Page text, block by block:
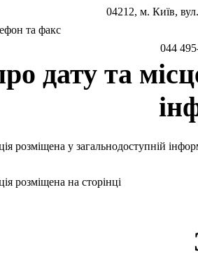
04212, м. Київ,
та факс
044
дату та
розміщена у загальнодоступній
розміщена на сторінці